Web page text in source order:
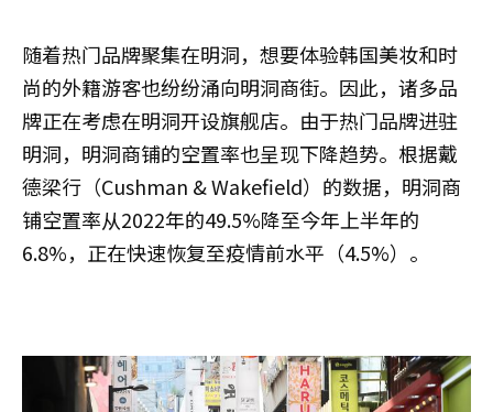
随着热门品牌聚集在明洞，想要体验韩国美妆和时
尚的外籍游客也纷纷涌向明洞商街。因此，诸多品
牌正在考虑在明洞开设旗舰店。由于热门品牌进驻
明洞，明洞商铺的空置率也呈现下降趋势。根据戴
德梁行（Cushman & Wakefield）的数据，明洞商
铺空置率从2022年的49.5%降至今年上半年的
6.8%，正在快速恢复至疫情前水平（4.5%）。